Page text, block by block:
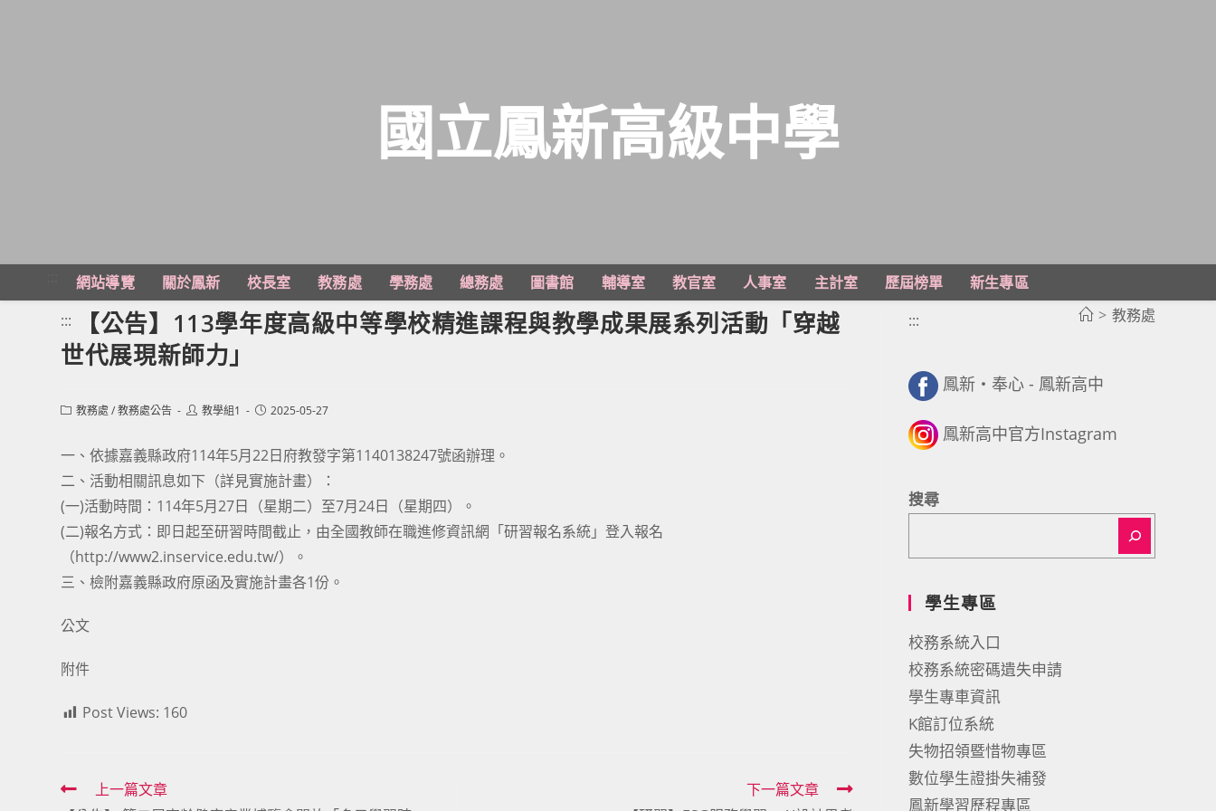
主
國立鳳新高級中學
網站導覽 關於鳳新 校長室 教務處 學務處 總務處 圖書館 輔導室 教官室 人事室 主計室 歷屆榜單
新生專區
> 教務處
:::
【公告】113學年度高級中等學校精進課程與教學成果展系列活動「穿越
世代展現新師力」
Post教務處 /教務處公告
Post教學組1
Post2025-05-27
一、依據嘉義縣政府114年5月22日府教發字第1140138247號函辦理。
二、活動相關訊息如下（詳見實施計畫）：
(一)活動時間：114年5月27日（星期二）至7月24日（星期四）。
(二)報名方式：即日起至研習時間截止，由全國教師在職進修資訊網「研習報名系統」登入報名
（http://www2.inservice.edu.tw/）。
三、檢附嘉義縣政府原函及實施計畫各1份。
公文
附件
Post Views: 160
Read上一篇文章
下一篇文章
:::
鳳新・奉心 - 鳳新高中
鳳新高中官方Instagram
搜尋
學生專區
校務系統入口
校務系統密碼遺失申請
學生專車資訊
K館訂位系統
失物招領暨惜物專區
數位學生證掛失補發
鳳新學習歷程專區